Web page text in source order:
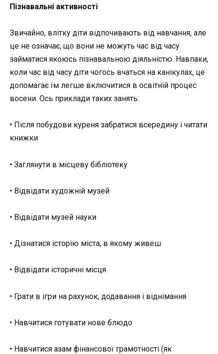
Пізнавальні активності
Звичайно, влітку діти відпочивають від навчання, але
це не означає, що вони не можуть час від часу
займатися якоюсь пізнавальною діяльністю. Навпаки,
коли час від часу діти чогось вчаться на канікулах, це
допомагає їм легше включитися в освітній процес
восени. Ось приклади таких занять:
• Після побудови куреня забратися всередину і читати
книжки
• Заглянути в місцеву бібліотеку
• Відвідати художній музей
• Відвідати музей науки
• Дізнатися історію міста, в якому живеш
• Відвідати історичні місця
• Грати в ігри на рахунок, додавання і віднімання
• Навчитися готувати нове блюдо
• Навчитися азам фінансової грамотності (як